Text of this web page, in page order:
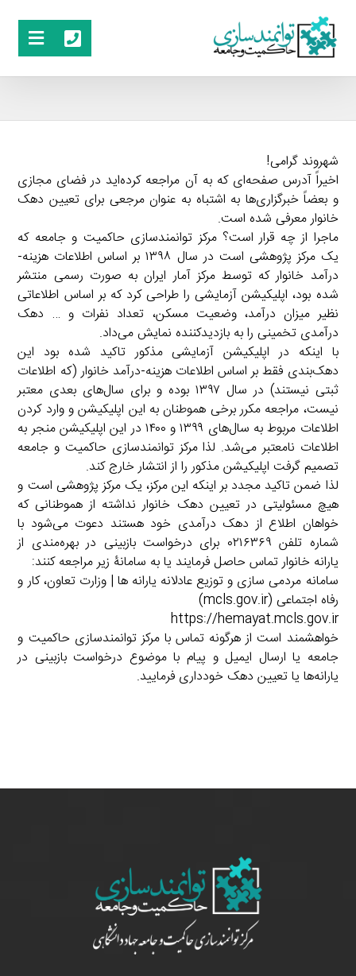
شهروند گرامی!
اخیراً آدرس صفحه‌ای که به آن مراجعه کرده‌اید در فضای مجازی
و بعضاً خبرگزاری‌ها به اشتباه به عنوان مرجعی برای تعیین دهک
خانوار معرفی شده است.
ماجرا از چه قرار است؟ مرکز توانمندسازی حاکمیت و جامعه که
یک مرکز پژوهشی است در سال ۱۳۹۸ بر اساس اطلاعات هزینه-
درآمد خانوار که توسط مرکز آمار ایران به صورت رسمی منتشر
شده بود، اپلیکیشن آزمایشی را طراحی کرد که بر اساس اطلاعاتی
نظیر میزان درآمد، وضعیت مسکن، تعداد نفرات و … دهک
درآمدی تخمینی را به بازدیدکننده نمایش می‌داد.
با اینکه در اپلیکیشن آزمایشی مذکور تاکید شده بود این
دهک‌بندی فقط بر اساس اطلاعات هزینه-درآمد خانوار (که اطلاعات
ثبتی نیستند) در سال ۱۳۹۷ بوده و برای سال‌های بعدی معتبر
نیست، مراجعه مکرر برخی هموطنان به این اپلیکیشن و وارد کردن
اطلاعات مربوط به سال‌های ۱۳۹۹ و ۱۴۰۰ در این اپلیکیشن منجر به
اطلاعات نامعتبر می‌شد. لذا مرکز توانمندسازی حاکمیت و جامعه
تصمیم گرفت اپلیکیشن مذکور را از انتشار خارج کند.
لذا ضمن تاکید مجدد بر اینکه این مرکز، یک مرکز پژوهشی است و
هیچ مسئولیتی در تعیین دهک خانوار نداشته از هموطنانی که
خواهان اطلاع از دهک درآمدی خود هستند دعوت می‌شود با
شماره تلفن ۰۲۱۶۳۶۹ برای درخواست بازبینی در بهره‌مندی از
یارانه خانوار تماس حاصل فرمایند یا به سامانۀ زیر مراجعه کنند:
سامانه مردمی سازی و توزیع عادلانه یارانه ها | وزارت تعاون، کار و
رفاه اجتماعی (mcls.gov.ir)
https://hemayat.mcls.gov.ir
خواهشمند است از هرگونه تماس با مرکز توانمندسازی حاکمیت و
جامعه یا ارسال ایمیل و پیام با موضوع درخواست بازبینی در
یارانه‌ها یا تعیین دهک خودداری فرمایید.